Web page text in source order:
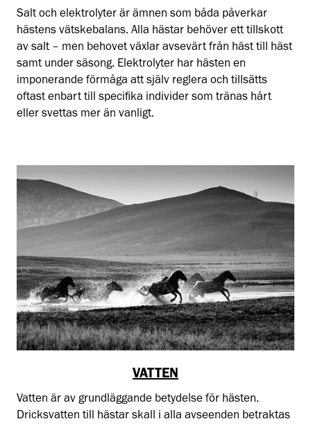
Salt och elektrolyter är ämnen som båda påverkar
hästens vätskebalans. Alla hästar behöver ett tillskott
av salt – men behovet växlar avsevärt från häst till häst
samt under säsong. Elektrolyter har hästen en
imponerande förmåga att själv reglera och tillsätts
oftast enbart till specifika individer som tränas hårt
eller svettas mer än vanligt.
VATTEN
Vatten är av grundläggande betydelse för hästen.
Dricksvatten till hästar skall i alla avseenden betraktas